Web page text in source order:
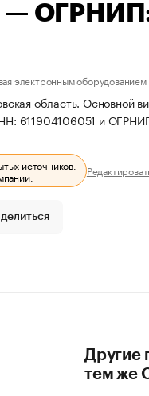
—
электронным
область. Основной
611904106051 и
источников.
Другие
тем же